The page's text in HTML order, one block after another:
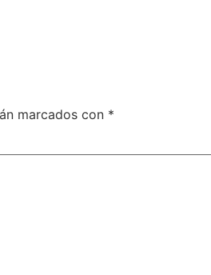
marcados con *